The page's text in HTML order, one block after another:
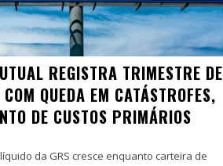
REGISTRA TRIMESTRE DE
QUEDA EM CATÁSTROFES,
DE CUSTOS PRIMÁRIOS
da GRS cresce enquanto carteira de